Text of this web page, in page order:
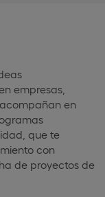
empresas,
en
que te
con
de proyectos de